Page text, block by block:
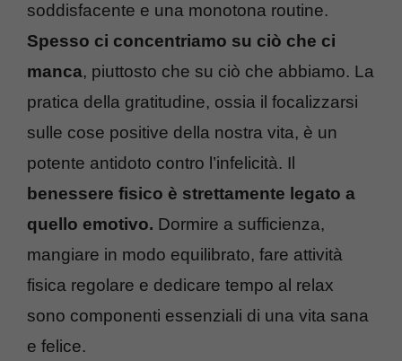
soddisfacente e una monotona routine.
Spesso ci concentriamo su ciò che ci
manca, piuttosto che su ciò che abbiamo. La
pratica della gratitudine, ossia il focalizzarsi
sulle cose positive della nostra vita, è un
potente antidoto contro l’infelicità. Il
benessere fisico è strettamente legato a
quello emotivo. Dormire a sufficienza,
mangiare in modo equilibrato, fare attività
fisica regolare e dedicare tempo al relax
sono componenti essenziali di una vita sana
e felice.